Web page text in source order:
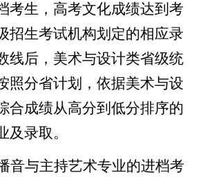
考生，高考文化成绩达到考
招生考试机构划定的相应录
线后，美术与设计类省级统
照分省计划，依据美术与设
合成绩从高分到低分排序的
及录取。
音与主持艺术专业的进档考